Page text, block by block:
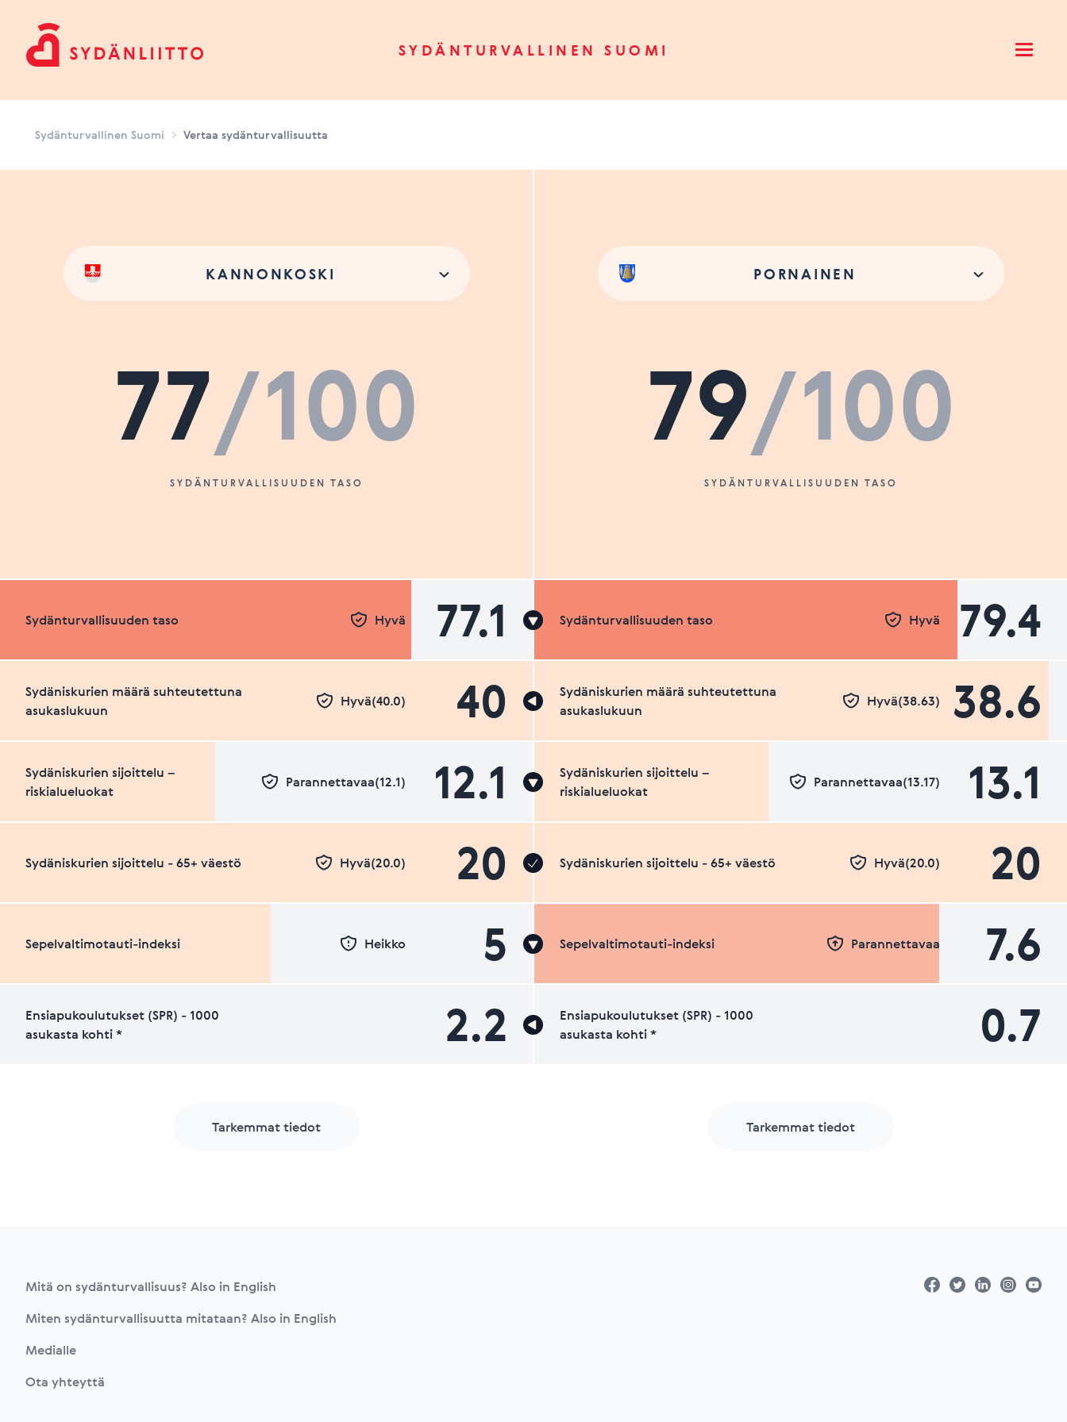
SYDÄNTURVALLINEN SUOMI Open
Sydänturvallinen Suomi Vertaa sydänturvallisuutta
KANNONKOSKI
77/100
SYDÄNTURVALLISUUDEN TASO
Sydänturvallisuuden taso 77.1
Hyvä
Sydäniskurien määrä suhteutettuna
asukaslukuun
40
Hyvä(40.0)
Sydäniskurien sijoittelu –
riskialueluokat
12.1
Parannettavaa(12.1)
Sydäniskurien sijoittelu - 65+ väestö 20
Hyvä(20.0)
Sepelvaltimotauti-indeksi 5
Heikko
Ensiapukoulutukset (SPR) - 1000
asukasta kohti *
2.2
Tarkemmat tiedot
PORNAINEN
79/100
SYDÄNTURVALLISUUDEN TASO
Sydänturvallisuuden taso 79.4
Hyvä
Sydäniskurien määrä suhteutettuna
asukaslukuun
38.6
Hyvä(38.63)
Sydäniskurien sijoittelu –
riskialueluokat
13.1
Parannettavaa(13.17)
Sydäniskurien sijoittelu - 65+ väestö 20
Hyvä(20.0)
Sepelvaltimotauti-indeksi 7.6
Parannettavaa
Ensiapukoulutukset (SPR) - 1000
asukasta kohti *
0.7
Tarkemmat tiedot
Mitä on sydänturvallisuus? Also in English
Miten sydänturvallisuutta mitataan? Also in English
Medialle
Ota yhteyttä